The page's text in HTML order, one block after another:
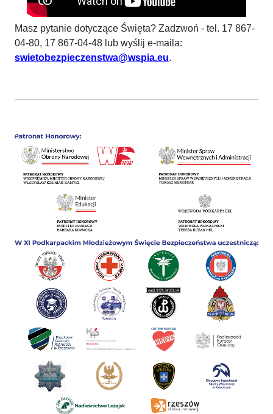
Masz pytanie dotyczące Święta? Zadzwoń - tel. 17 867-
04-80, 17 867-04-48 lub wyślij e-maila:
swietobezpieczenstwa@wspia.eu.